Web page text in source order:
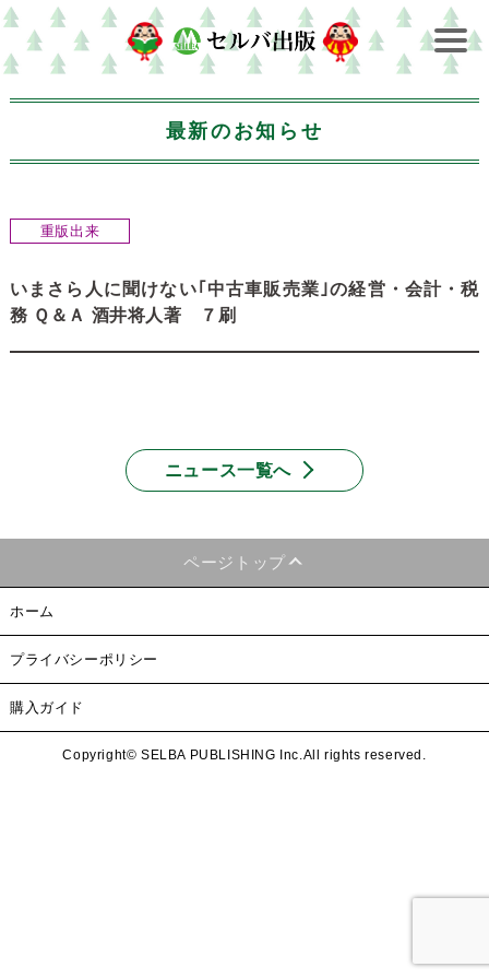
最新のお知らせ
重版出来
いまさら人に聞けない｢中古車販売業｣の経営・会計・税
務 Ｑ＆Ａ 酒井将人著 ７刷
ニュース一覧へ
ページトップ
ホーム
プライバシーポリシー
購入ガイド
Copyright© SELBA PUBLISHING Inc.All rights reserved.